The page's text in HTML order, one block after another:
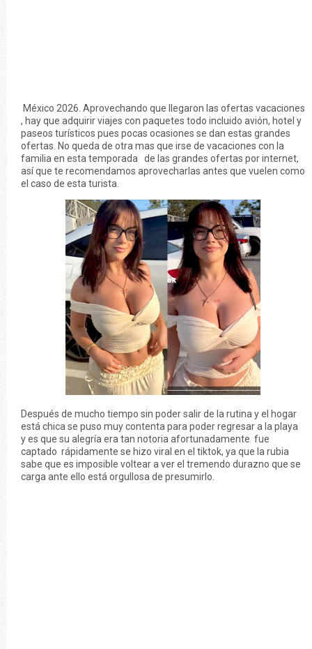
México 2026. Aprovechando que llegaron las ofertas vacaciones
, hay que adquirir viajes con paquetes todo incluido avión, hotel y
paseos turísticos pues pocas ocasiones se dan estas grandes
ofertas. No queda de otra mas que irse de vacaciones con la
familia en esta temporada de las grandes ofertas por internet,
así que te recomendamos aprovecharlas antes que vuelen como
el caso de esta turista.
Después de mucho tiempo sin poder salir de la rutina y el hogar
está chica se puso muy contenta para poder regresar a la playa
y es que su alegría era tan notoria afortunadamente fue
captado rápidamente se hizo viral en el tiktok, ya que la rubia
sabe que es imposible voltear a ver el tremendo durazno que se
carga ante ello está orgullosa de presumirlo.